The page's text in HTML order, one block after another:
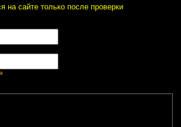
на сайте только после проверки